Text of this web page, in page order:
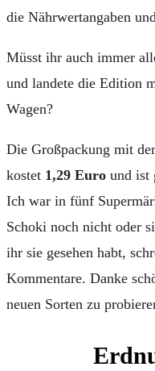
die Nährwertangaben
Müsst ihr auch immer
und landete die Edition
Wagen?
Die Großpackung mit
kostet 1,29 Euro und ist
Ich war in fünf
Schoki noch nicht oder
ihr sie gesehen habt,
Kommentare. Danke
neuen Sorten zu